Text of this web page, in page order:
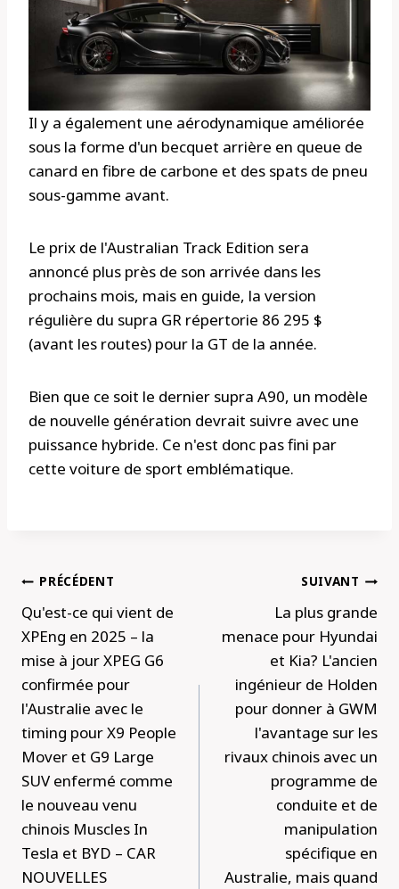
Il y a également une aérodynamique améliorée
sous la forme d'un becquet arrière en queue de
canard en fibre de carbone et des spats de pneu
sous-gamme avant.
Le prix de l'Australian Track Edition sera
annoncé plus près de son arrivée dans les
prochains mois, mais en guide, la version
régulière du supra GR répertorie 86 295 $
(avant les routes) pour la GT de la année.
Bien que ce soit le dernier supra A90, un modèle
de nouvelle génération devrait suivre avec une
puissance hybride. Ce n'est donc pas fini par
cette voiture de sport emblématique.
Navigation
de
l’article
PRÉCÉDENT
Qu'est-ce qui vient de
XPEng en 2025 – la
mise à jour XPEG G6
confirmée pour
l'Australie avec le
timing pour X9 People
Mover et G9 Large
SUV enfermé comme
le nouveau venu
chinois Muscles In
Tesla et BYD – CAR
NOUVELLES
SUIVANT
La plus grande
menace pour Hyundai
et Kia? L'ancien
ingénieur de Holden
pour donner à GWM
l'avantage sur les
rivaux chinois avec un
programme de
conduite et de
manipulation
spécifique en
Australie, mais quand